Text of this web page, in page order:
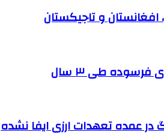
افغانستان و تاجیکستان
در عمده تعهدات ارزی ایفا نشده